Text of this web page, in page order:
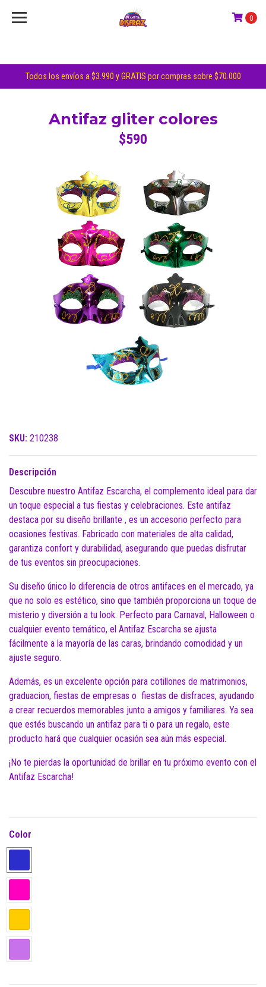
Todos los envíos a $3.990 y GRATIS por compras sobre $70.000
0
Antifaz gliter colores
$590
SKU: 210238
Descripción
Descubre nuestro Antifaz Escarcha, el complemento ideal para dar
un toque especial a tus fiestas y celebraciones. Este antifaz
destaca por su diseño brillante , es un accesorio perfecto para
ocasiones festivas. Fabricado con materiales de alta calidad,
garantiza confort y durabilidad, asegurando que puedas disfrutar
de tus eventos sin preocupaciones.
Su diseño único lo diferencia de otros antifaces en el mercado, ya
que no solo es estético, sino que también proporciona un toque de
misterio y diversión a tu look. Perfecto para Carnaval, Halloween o
cualquier evento temático, el Antifaz Escarcha se ajusta
fácilmente a la mayoría de las caras, brindando comodidad y un
ajuste seguro.
Además, es un excelente opción para cotillones de matrimonios,
graduacion, fiestas de empresas o fiestas de disfraces, ayudando
a crear recuerdos memorables junto a amigos y familiares. Ya sea
que estés buscando un antifaz para ti o para un regalo, este
producto hará que cualquier ocasión sea aún más especial.
¡No te pierdas la oportunidad de brillar en tu próximo evento con el
Antifaz Escarcha!
Color